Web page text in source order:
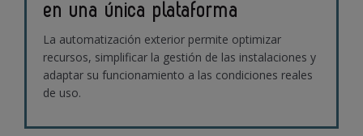
en una única plataforma
La automatización exterior permite optimizar
recursos, simplificar la gestión de las instalaciones y
adaptar su funcionamiento a las condiciones reales
de uso.